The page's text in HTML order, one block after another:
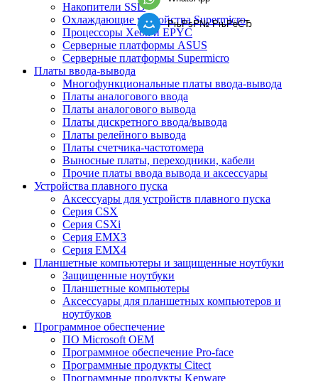
Накопители SSD
Охлаждающие устройства Supermicro
Процессоры Xeon и EPYC
Серверные платформы ASUS
Серверные платформы Supermicro
Платы ввода-вывода
Многофункциональные платы ввода-вывода
Платы аналогового ввода
Платы аналогового вывода
Платы дискретного ввода/вывода
Платы релейного вывода
Платы счетчика-частотомера
Выносные платы, переходники, кабели
Прочие платы ввода вывода и аксессуары
Устройства плавного пуска
Аксессуары для устройств плавного пуска
Серия CSX
Серия CSXi
Серия EMX3
Серия EMX4
Планшетные компьютеры и защищенные ноутбуки
Защищенные ноутбуки
Планшетные компьютеры
Аксессуары для планшетных компьютеров и
ноутбуков
Программное обеспечение
ПО Microsoft OEM
Программное обеспечение Pro-face
Программные продукты Citect
Программные продукты Kepware
РњРѕР№ РњРёСЂ